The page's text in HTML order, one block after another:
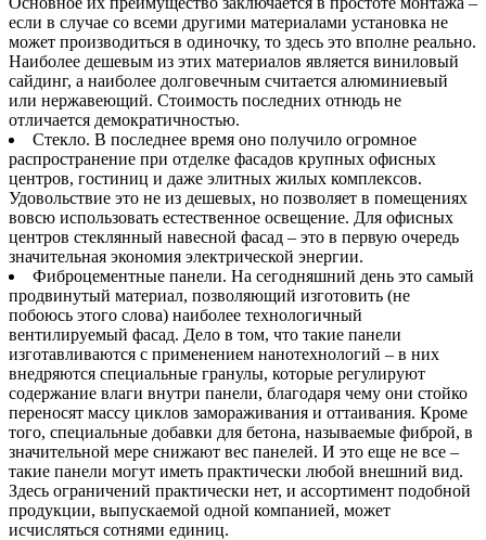
если в случае со всеми другими материалами установка не
может производиться в одиночку, то здесь это вполне реально.
Наиболее дешевым из этих материалов является виниловый
сайдинг, а наиболее долговечным считается алюминиевый
или нержавеющий. Стоимость последних отнюдь не
отличается демократичностью.
Стекло. В последнее время оно получило огромное
распространение при отделке фасадов крупных офисных
центров, гостиниц и даже элитных жилых комплексов.
Удовольствие это не из дешевых, но позволяет в помещениях
вовсю использовать естественное освещение. Для офисных
центров стеклянный навесной фасад – это в первую очередь
значительная экономия электрической энергии.
Фиброцементные панели. На сегодняшний день это самый
продвинутый материал, позволяющий изготовить (не
побоюсь этого слова) наиболее технологичный
вентилируемый фасад. Дело в том, что такие панели
изготавливаются с применением нанотехнологий – в них
внедряются специальные гранулы, которые регулируют
содержание влаги внутри панели, благодаря чему они стойко
переносят массу циклов замораживания и оттаивания. Кроме
того, специальные добавки для бетона, называемые фиброй, в
значительной мере снижают вес панелей. И это еще не все –
такие панели могут иметь практически любой внешний вид.
Здесь ограничений практически нет, и ассортимент подобной
продукции, выпускаемой одной компанией, может
исчисляться сотнями единиц.